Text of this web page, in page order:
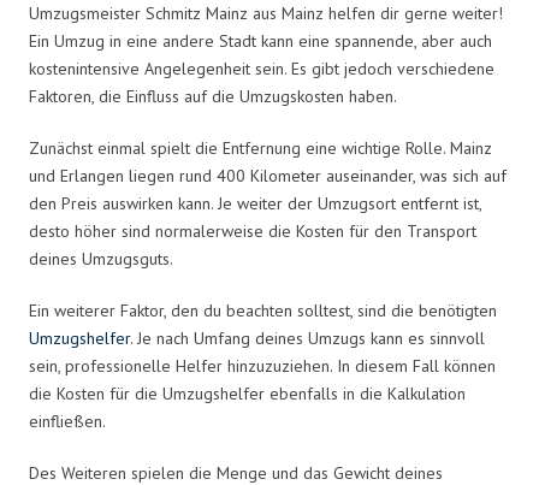
Umzugsmeister Schmitz Mainz aus Mainz helfen dir gerne weiter!
Ein Umzug in eine andere Stadt kann eine spannende, aber auch
kostenintensive Angelegenheit sein. Es gibt jedoch verschiedene
Faktoren, die Einfluss auf die Umzugskosten haben.
Zunächst einmal spielt die Entfernung eine wichtige Rolle. Mainz
und Erlangen liegen rund 400 Kilometer auseinander, was sich auf
den Preis auswirken kann. Je weiter der Umzugsort entfernt ist,
desto höher sind normalerweise die Kosten für den Transport
deines Umzugsguts.
Ein weiterer Faktor, den du beachten solltest, sind die benötigten
Umzugshelfer. Je nach Umfang deines Umzugs kann es sinnvoll
sein, professionelle Helfer hinzuzuziehen. In diesem Fall können
die Kosten für die Umzugshelfer ebenfalls in die Kalkulation
einfließen.
Des Weiteren spielen die Menge und das Gewicht deines